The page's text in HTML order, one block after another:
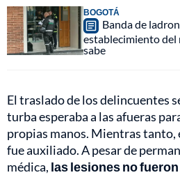
BOGOTÁ
Banda de
establecimiento del
sabe
El traslado de los delincuentes
turba esperaba a las afueras
propias manos. Mientras
fue auxiliado. A pesar de
médica, las lesiones no